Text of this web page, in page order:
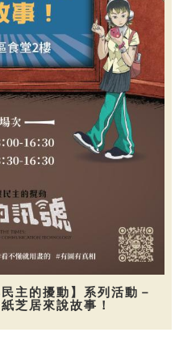
主的擾動】系列活動－
芝居來說故事！